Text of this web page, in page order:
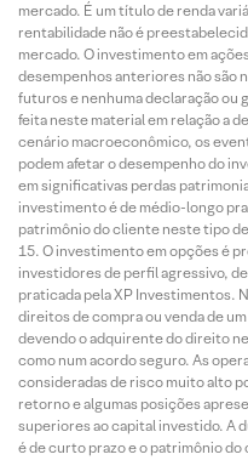
mercado. É um título de renda
rentabilidade não é
mercado. O investimento em
desempenhos anteriores não são
futuros e nenhuma declaração ou
feita neste material em relação a
cenário macroeconômico, os
podem afetar o desempenho do
em significativas perdas
investimento é de médio-longo
patrimônio do cliente neste tipo
O investimento em opções é
investidores de perfil agressivo,
praticada pela XP Investimentos.
direitos de compra ou venda de
devendo o adquirente do direito
como num acordo seguro. As
consideradas de risco muito alto
retorno e algumas posições
superiores ao capital investido. A
é de curto prazo e o patrimônio